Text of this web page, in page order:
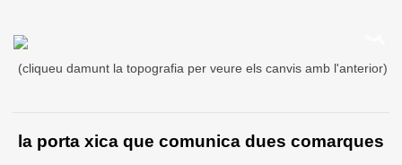
(cliqueu damunt la topografia per veure els canvis amb l'anterior)
la porta xica que comunica dues comarques